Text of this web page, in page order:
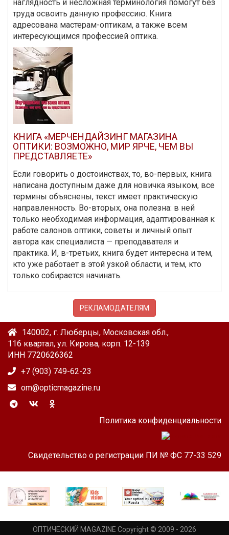
наглядность и несложная терминология помогут без
труда освоить данную профессию. Книга
адресована мастерам-оптикам, а также всем
интересующимся профессией оптика.
КНИГА «МЕРЧЕНДАЙЗИНГ МАГАЗИНА
ОПТИКИ: ВОЗМОЖНО, МИР ЯРЧЕ, ЧЕМ ВЫ
ПРЕДСТАВЛЯЕТЕ»
Если говорить о достоинствах, то, во-первых, книга
написана доступным даже для новичка языком, все
термины объяснены, текст имеет практическую
направленность. Во-вторых, она полезна: в ней
только необходимая информация, адаптированная к
работе салонов оптики, советы и личный опыт
автора как специалиста — преподавателя и
практика. И, в-третьих, книга будет интересна и тем,
кто уже работает в этой узкой области, и тем, кто
только собирается начинать.
РЕКЛАМОДАТЕЛЯМ
140002, г. Люберцы, Московская обл.,
116 квартал, ул. Кирова, корп. 12-139
ИНН 7720626362
+7 (903) 749-62-23
om@opticmagazine.ru
Политика конфиденциальности
Свидетельство о регистрации ПИ № ФС 77-33 529
ОПТИЧЕСКИЙ MAGAZINE Copyright © 2009 - 2026